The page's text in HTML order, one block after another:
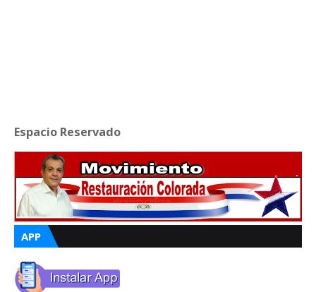
Espacio Reservado
APP